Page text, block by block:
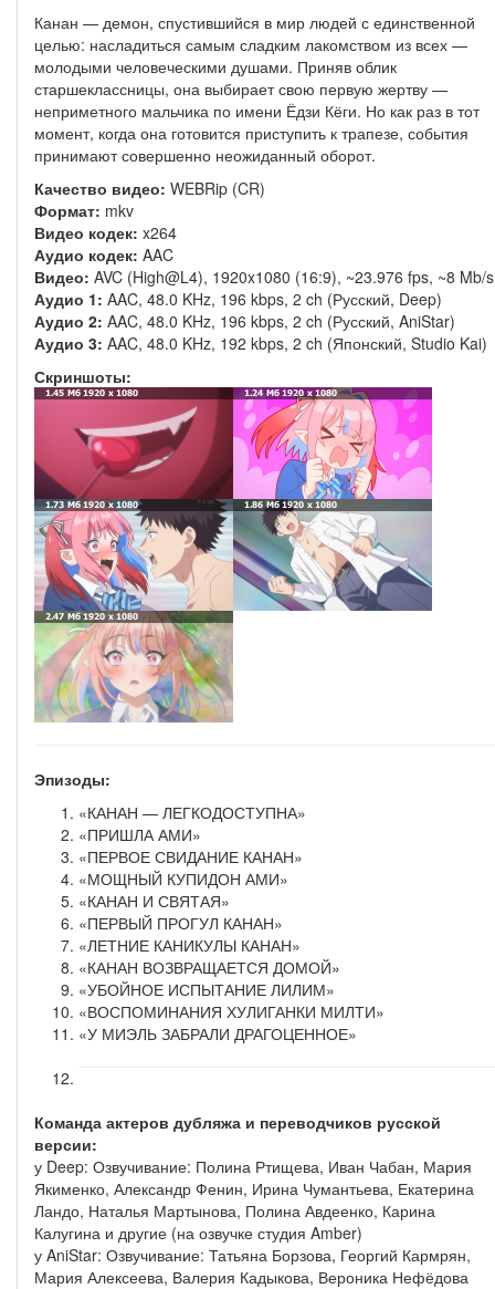
Канан — демон, спустившийся в мир людей с единственной
целью: насладиться самым сладким лакомством из всех —
молодыми человеческими душами. Приняв облик
старшеклассницы, она выбирает свою первую жертву —
неприметного мальчика по имени Ёдзи Кёги. Но как раз в тот
момент, когда она готовится приступить к трапезе, события
принимают совершенно неожиданный оборот.
Качество видео: WEBRip (CR)
Формат: mkv
Видео кодек: x264
Аудио кодек: AAC
Видео: AVC (High@L4), 1920x1080 (16:9), ~23.976 fps, ~8 Mb/s
Аудио 1: AAC, 48.0 KHz, 196 kbps, 2 ch (Русский, Deep)
Аудио 2: AAC, 48.0 KHz, 196 kbps, 2 ch (Русский, AniStar)
Аудио 3: AAC, 48.0 KHz, 192 kbps, 2 ch (Японский, Studio Kai)
Скриншоты:
Эпизоды:
«КАНАН — ЛЕГКОДОСТУПНА»
«ПРИШЛА АМИ»
«ПЕРВОЕ СВИДАНИЕ КАНАН»
«МОЩНЫЙ КУПИДОН АМИ»
«КАНАН И СВЯТАЯ»
«ПЕРВЫЙ ПРОГУЛ КАНАН»
«ЛЕТНИЕ КАНИКУЛЫ КАНАН»
«КАНАН ВОЗВРАЩАЕТСЯ ДОМОЙ»
«УБОЙНОЕ ИСПЫТАНИЕ ЛИЛИМ»
«ВОСПОМИНАНИЯ ХУЛИГАНКИ МИЛТИ»
«У МИЭЛЬ ЗАБРАЛИ ДРАГОЦЕННОЕ»
Команда актеров дубляжа и переводчиков русской
версии:
у Deep: Озвучивание: Полина Ртищева, Иван Чабан, Мария
Якименко, Александр Фенин, Ирина Чумантьева, Екатерина
Ландо, Наталья Мартынова, Полина Авдеенко, Карина
Калугина и другие (на озвучке студия Amber)
у AniStar: Озвучивание: Татьяна Борзова, Георгий Кармрян,
Мария Алексеева, Валерия Кадыкова, Вероника Нефёдова